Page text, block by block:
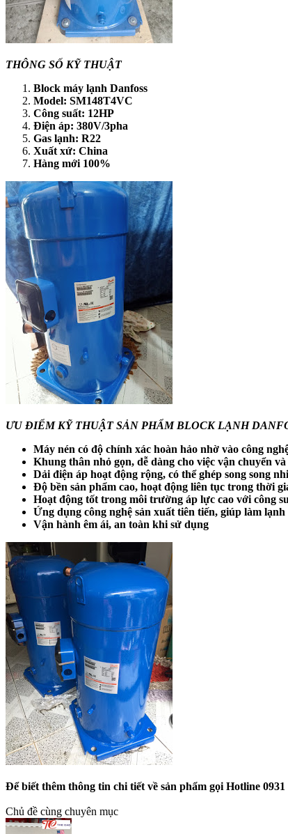
THÔNG SỐ KỸ THUẬT
Block máy lạnh Danfoss
Model: SM148T4VC
Công suất: 12HP
Điện áp: 380V/3pha
Gas lạnh: R22
Xuất xứ: China
Hàng mới 100%
ƯU ĐIỂM KỸ THUẬT SẢN PHẨM BLOCK LẠNH
Máy nén có độ chính xác hoàn hảo nhờ vào công
Khung thân nhỏ gọn, dễ dàng cho việc vận chuyển
Dải điện áp hoạt động rộng, có thể ghép song song
Độ bền sản phẩm cao, hoạt động liên tục trong thời
Hoạt động tốt trong môi trường áp lực cao với công
Ứng dụng công nghệ sản xuất tiên tiến, giúp làm lạnh
Vận hành êm ái, an toàn khi sử dụng
Để biết thêm thông tin chi tiết về sản phẩm gọi Hotline
Chủ đề cùng chuyên mục